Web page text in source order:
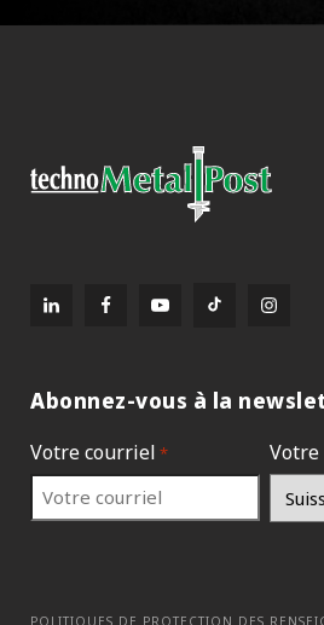
Abonnez-vous à la
Votre courriel * Votre
POLITIQUES DE PROTECTION DES